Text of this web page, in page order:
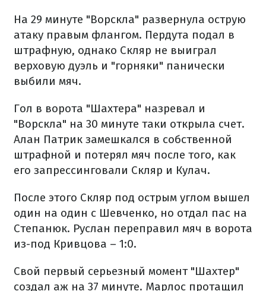
На 29 минуте "Ворскла" развернула острую
атаку правым флангом. Пердута подал в
штрафную, однако Скляр не выиграл
верховую дуэль и "горняки" панически
выбили мяч.
Гол в ворота "Шахтера" назревал и
"Ворскла" на 30 минуте таки открыла счет.
Алан Патрик замешкался в собственной
штрафной и потерял мяч после того, как
его запрессинговали Скляр и Кулач.
После этого Скляр под острым углом вышел
один на один с Шевченко, но отдал пас на
Степанюк. Руслан переправил мяч в ворота
из-под Кривцова – 1:0.
Свой первый серьезный момент "Шахтер"
создал аж на 37 минуте. Марлос протащил